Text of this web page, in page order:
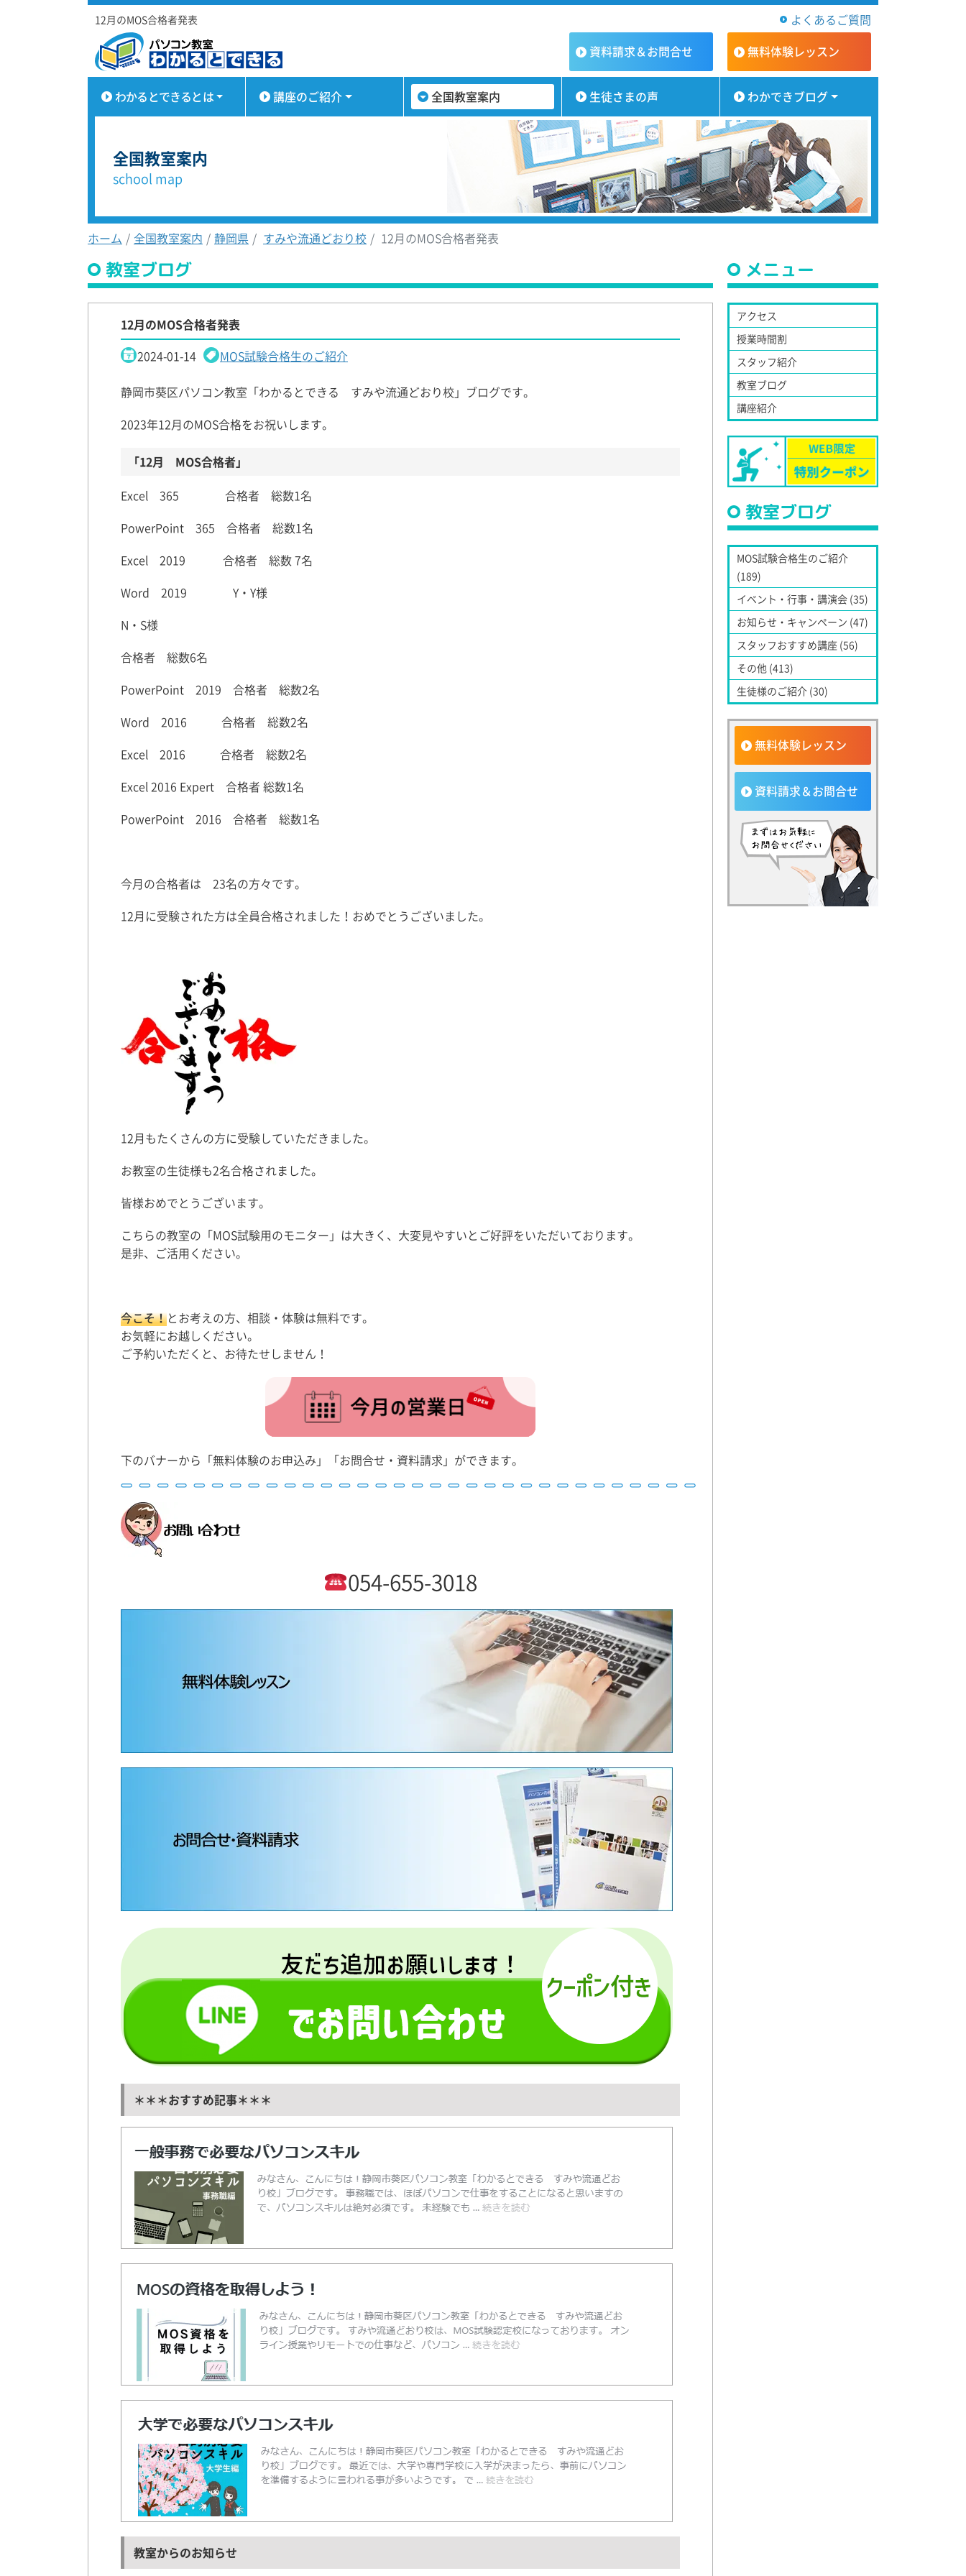
12月のMOS合格者発表
よくあるご質問
資料請求＆お問合せ 無料体験レッスン
わかるとできるとは 講座のご紹介 全国教室案内 生徒さまの声 わかできブログ
全国教室案内
school map
ホーム 全国教室案内 静岡県 すみや流通どおり校 12月のMOS合格者発表
教室ブログ
12月のMOS合格者発表
2024-01-14
MOS試験合格生のご紹介
静岡市葵区パソコン教室「わかるとできる すみや流通どおり校」ブログです。
2023年12月のMOS合格をお祝いします。
「12月 MOS合格者」
Excel 365 合格者 総数1名
PowerPoint 365 合格者 総数1名
Excel 2019 合格者 総数 7名
Word 2019 Y・Y様
N・S様
合格者 総数6名
PowerPoint 2019 合格者 総数2名
Word 2016 合格者 総数2名
Excel 2016 合格者 総数2名
Excel 2016 Expert 合格者 総数1名
PowerPoint 2016 合格者 総数1名
今月の合格者は 23名の方々です。
12月に受験された方は全員合格されました！おめでとうございました。
12月もたくさんの方に受験していただきました。
お教室の生徒様も2名合格されました。
皆様おめでとうございます。
こちらの教室の「MOS試験用のモニター」は大きく、大変見やすいとご好評をいただいております。
是非、ご活用ください。
今こそ！とお考えの方、相談・体験は無料です。
お気軽にお越しください。
ご予約いただくと、お待たせしません！
下のバナーから「無料体験のお申込み」「お問合せ・資料請求」ができます。
054-655-3018
＊＊＊おすすめ記事＊＊＊
教室からのお知らせ
メニュー
アクセス
授業時間割
スタッフ紹介
教室ブログ
講座紹介
教室ブログ
MOS試験合格生のご紹介
(189)
イベント・行事・講演会 (35)
お知らせ・キャンペーン (47)
スタッフおすすめ講座 (56)
その他 (413)
生徒様のご紹介 (30)
無料体験レッスン
資料請求＆お問合せ